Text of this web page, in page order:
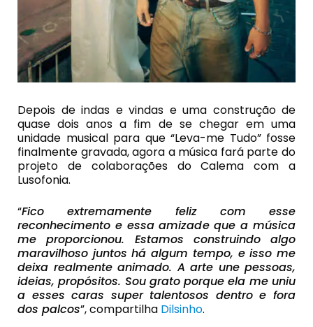
Depois de indas e vindas e uma construção de
quase dois anos a fim de se chegar em uma
unidade musical para que “Leva-me Tudo” fosse
finalmente gravada, agora a música fará parte do
projeto de colaborações do Calema com a
Lusofonia.
“Fico extremamente feliz com esse
reconhecimento e essa amizade que a música
me proporcionou. Estamos construindo algo
maravilhoso juntos há algum tempo, e isso me
deixa realmente animado. A arte une pessoas,
ideias, propósitos. Sou grato porque ela me uniu
a esses caras super talentosos dentro e fora
dos palcos”, compartilha Dilsinho.